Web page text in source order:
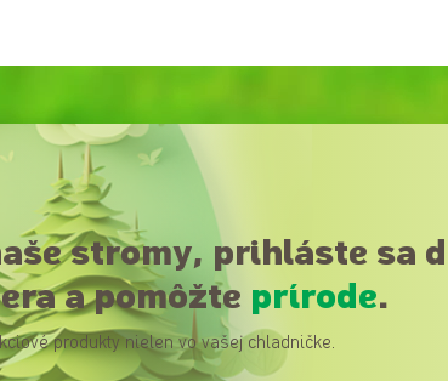
stromy, prihláste sa
a pomôžte prírode.
produkty nielen vo vašej chladničke.